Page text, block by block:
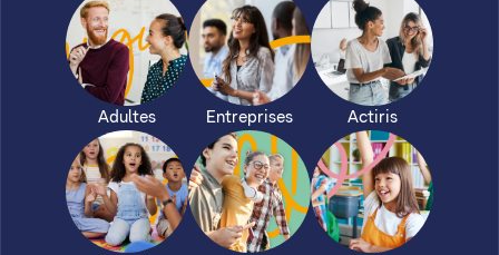
Adultes Entreprises Actiris